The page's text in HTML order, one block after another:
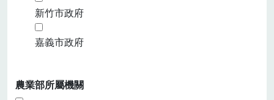
新竹市政府
嘉義市政府
農業部所屬機關